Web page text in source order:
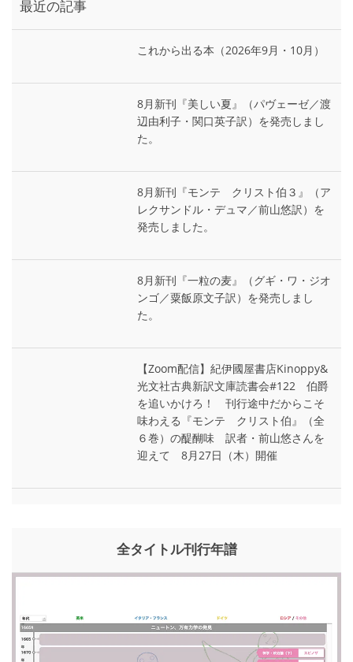
最近の記事
これから出る本（2026年9月・10月）
8月新刊『美しい夏』（パヴェーゼ／渡
辺由利子・関口英子訳）を発売しまし
た。
8月新刊『モンテ゠クリスト伯３』（ア
レクサンドル・デュマ／前山悠訳）を
発売しました。
8月新刊『一粒の麦』（グギ・ワ・ジオ
ンゴ／粟飯原文子訳）を発売しまし
た。
【Zoom配信】紀伊國屋書店Kinoppy&
光文社古典新訳文庫読書会#122 伯爵
を追いかけろ！ 刊行途中だからこそ
味わえる『モンテ゠クリスト伯』（全
６巻）の醍醐味 訳者・前山悠さんを
迎えて 8月27日（木）開催
全タイトル刊行年譜